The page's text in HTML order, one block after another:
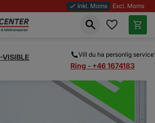
done Inkl. Moms Excl. Moms
Vill du ha personlig
Ring - +46 1674183
Favoriter
VISIBLE